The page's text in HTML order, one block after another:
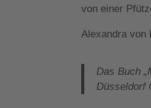
von einer
Alexandra von
Das Buch
Düsseldorf